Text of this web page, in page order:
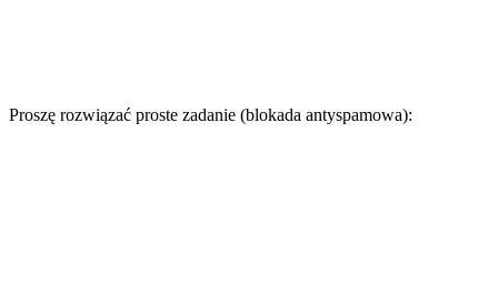
Proszę rozwiązać proste zadanie (blokada antyspamowa):